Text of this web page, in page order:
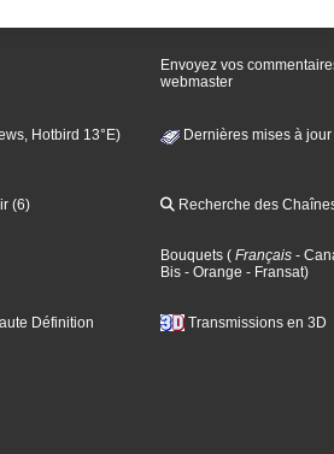
Envoyez vos
webmaster
Hotbird 13°E) Dernières mises à
(6) Recherche des
Bouquets ( Français -
Bis - Orange - Fransat)
Définition Transmissions en 3D